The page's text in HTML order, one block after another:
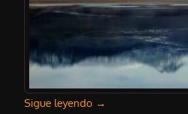
Sigue leyendo →